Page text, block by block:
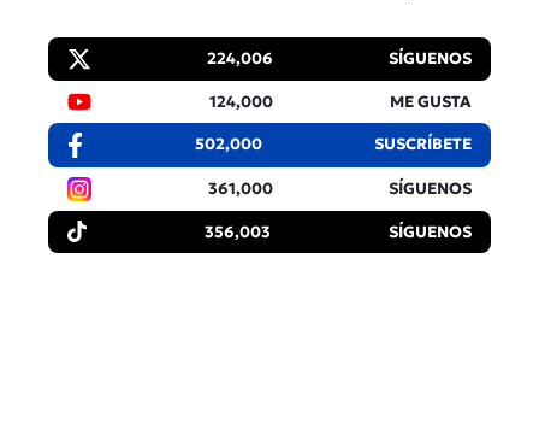
224,006 SÍGUENOS
124,000 ME GUSTA
502,000 SUSCRÍBETE
361,000 SÍGUENOS
356,003 SÍGUENOS